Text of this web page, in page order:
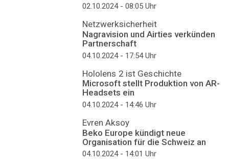
02.10.2024 - 08:05Uhr
Netzwerksicherheit
Nagravision und Airties verkünden
Partnerschaft
04.10.2024 - 17:54Uhr
Hololens 2 ist Geschichte
Microsoft stellt Produktion von AR-
Headsets ein
04.10.2024 - 14:46 Uhr
Evren Aksoy
Beko Europe kündigt neue
Organisation für die Schweiz an
04.10.2024 - 14:01 Uhr